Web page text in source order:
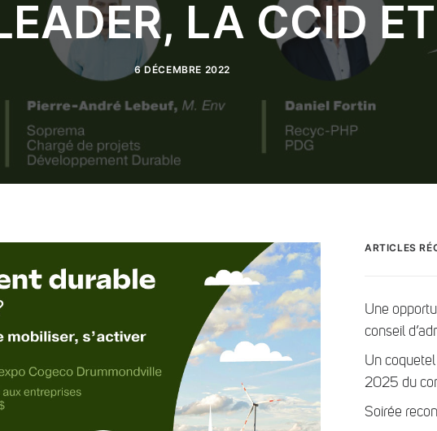
LA CCID
6 DÉCEMBRE 2022
ARTICLES
Une
conseil
Un
2025 du
Soirée